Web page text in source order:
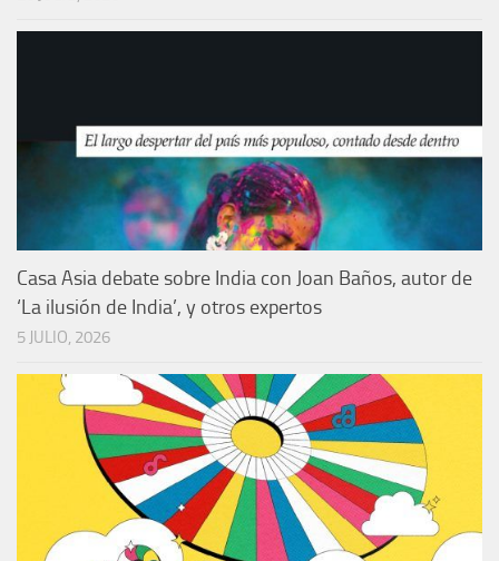
Casa Asia debate sobre India con Joan Baños, autor de
‘La ilusión de India’, y otros expertos
5 JULIO, 2026